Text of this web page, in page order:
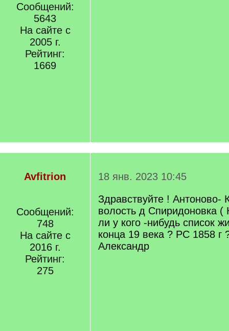
Сообщений:
5643
На сайте с
2005 г.
Рейтинг:
1669
Avfitrion
Сообщений:
748
На сайте с
2016 г.
Рейтинг:
275
18 янв. 2023 10:45
Здравствуйте ! Антоново-
волость д Спиридоновка
ли у кого -нибудь список
конца 19 века ? РС 1858 г
Александр